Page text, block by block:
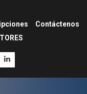
Contáctenos